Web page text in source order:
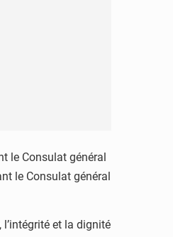
le Consulat général
le Consulat général
et la dignité